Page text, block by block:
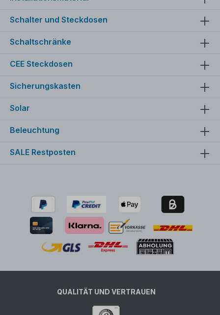
Schalter und Steckdosen
Schaltschränke
CEE Steckdosen
Sicherungskasten
Solar
Beleuchtung
SALE Restposten
QUALITÄT UND VERTRAUEN